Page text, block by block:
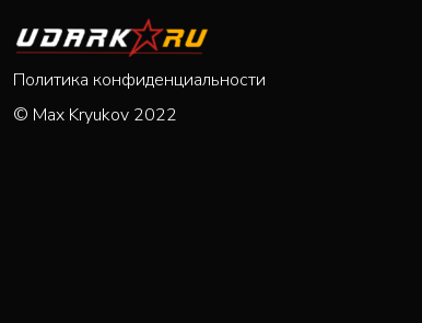
Политика конфиденциальности
© Max Kryukov 2022